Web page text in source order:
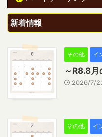
新着情報
その他 イ
～R8.8月
2026/7/
その他 イ